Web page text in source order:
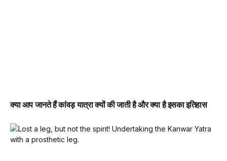
क्या आप जानते हैं कांवड़ यात्रा क्यों की जाती है और क्या है इसका इतिहास